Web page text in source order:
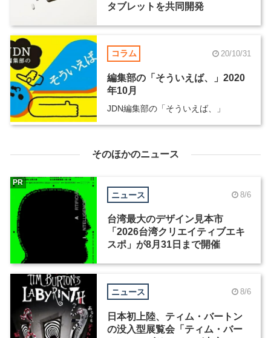
タブレットを共同開発
コラム 20/10/31
編集部の「そういえば、」2020
年10月
JDN編集部の「そういえば、」
そのほかのニュース
ニュース 8/6
台湾最大のデザイン見本市
「2026台湾クリエイティブエキ
スポ」が8月31日まで開催
PR
ニュース 8/6
日本初上陸、ティム・バートン
の没入型展覧会「ティム・バー